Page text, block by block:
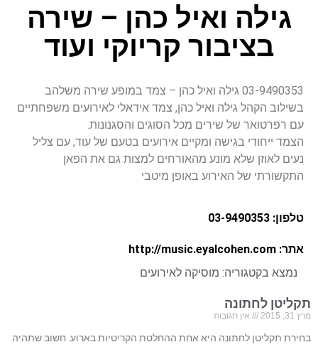
גילה ואיל כהן – שירה
בציבור קריוקי ועוד
03-9490353 גילה ואיל כהן – צמד במופע שירה משלהב
בשילוב הקהל גילה ואיל כהן, צמד אידאלי לאירועים משפחתיים
עם רפרטואר של שירים מכל הסוגים והסגנונות.
הצמד ייחודי בגישה ומקיים אירועים בטעם של עוד, עם צליל
נעים לאוזן שלא מונע מהאורחים למצות גם את הפאן
התקשורתי של האירוע באופן מיטבי
טלפון: 03-9490353
אתר: http://music.eyalcohen.com
נמצא בקטגוריה: מוסיקה לאירועים
תקליטן לחתונה
מרץ 31, 2015 אין תגובות
בחירת תקליטן לחתונה היא אחת ההחלטת הקריטיות בארוע. חשוב שתהיה